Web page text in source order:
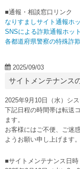
■通報・相談窓口リンク
なりすましサイト通報ホ
SNSによる詐欺通報ホッ
各都道府県警察の特殊詐
2025/09/03
サイトメンテナンス
2025年9月10日（水）シ
下記日程の時間帯は転送
ます。
お客様にはご不便、ご迷
ようお願い申し上げます。
■サイトメンテナンス日時